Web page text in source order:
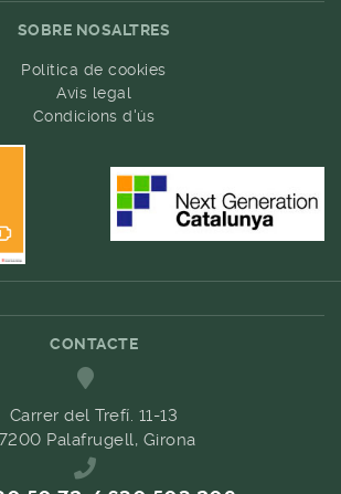
SOBRE NOSALTRES
Política de cookies
Avís legal
Condicions d'ús
CONTACTE
Carrer del Trefí. 11-13
Palafrugell, Girona